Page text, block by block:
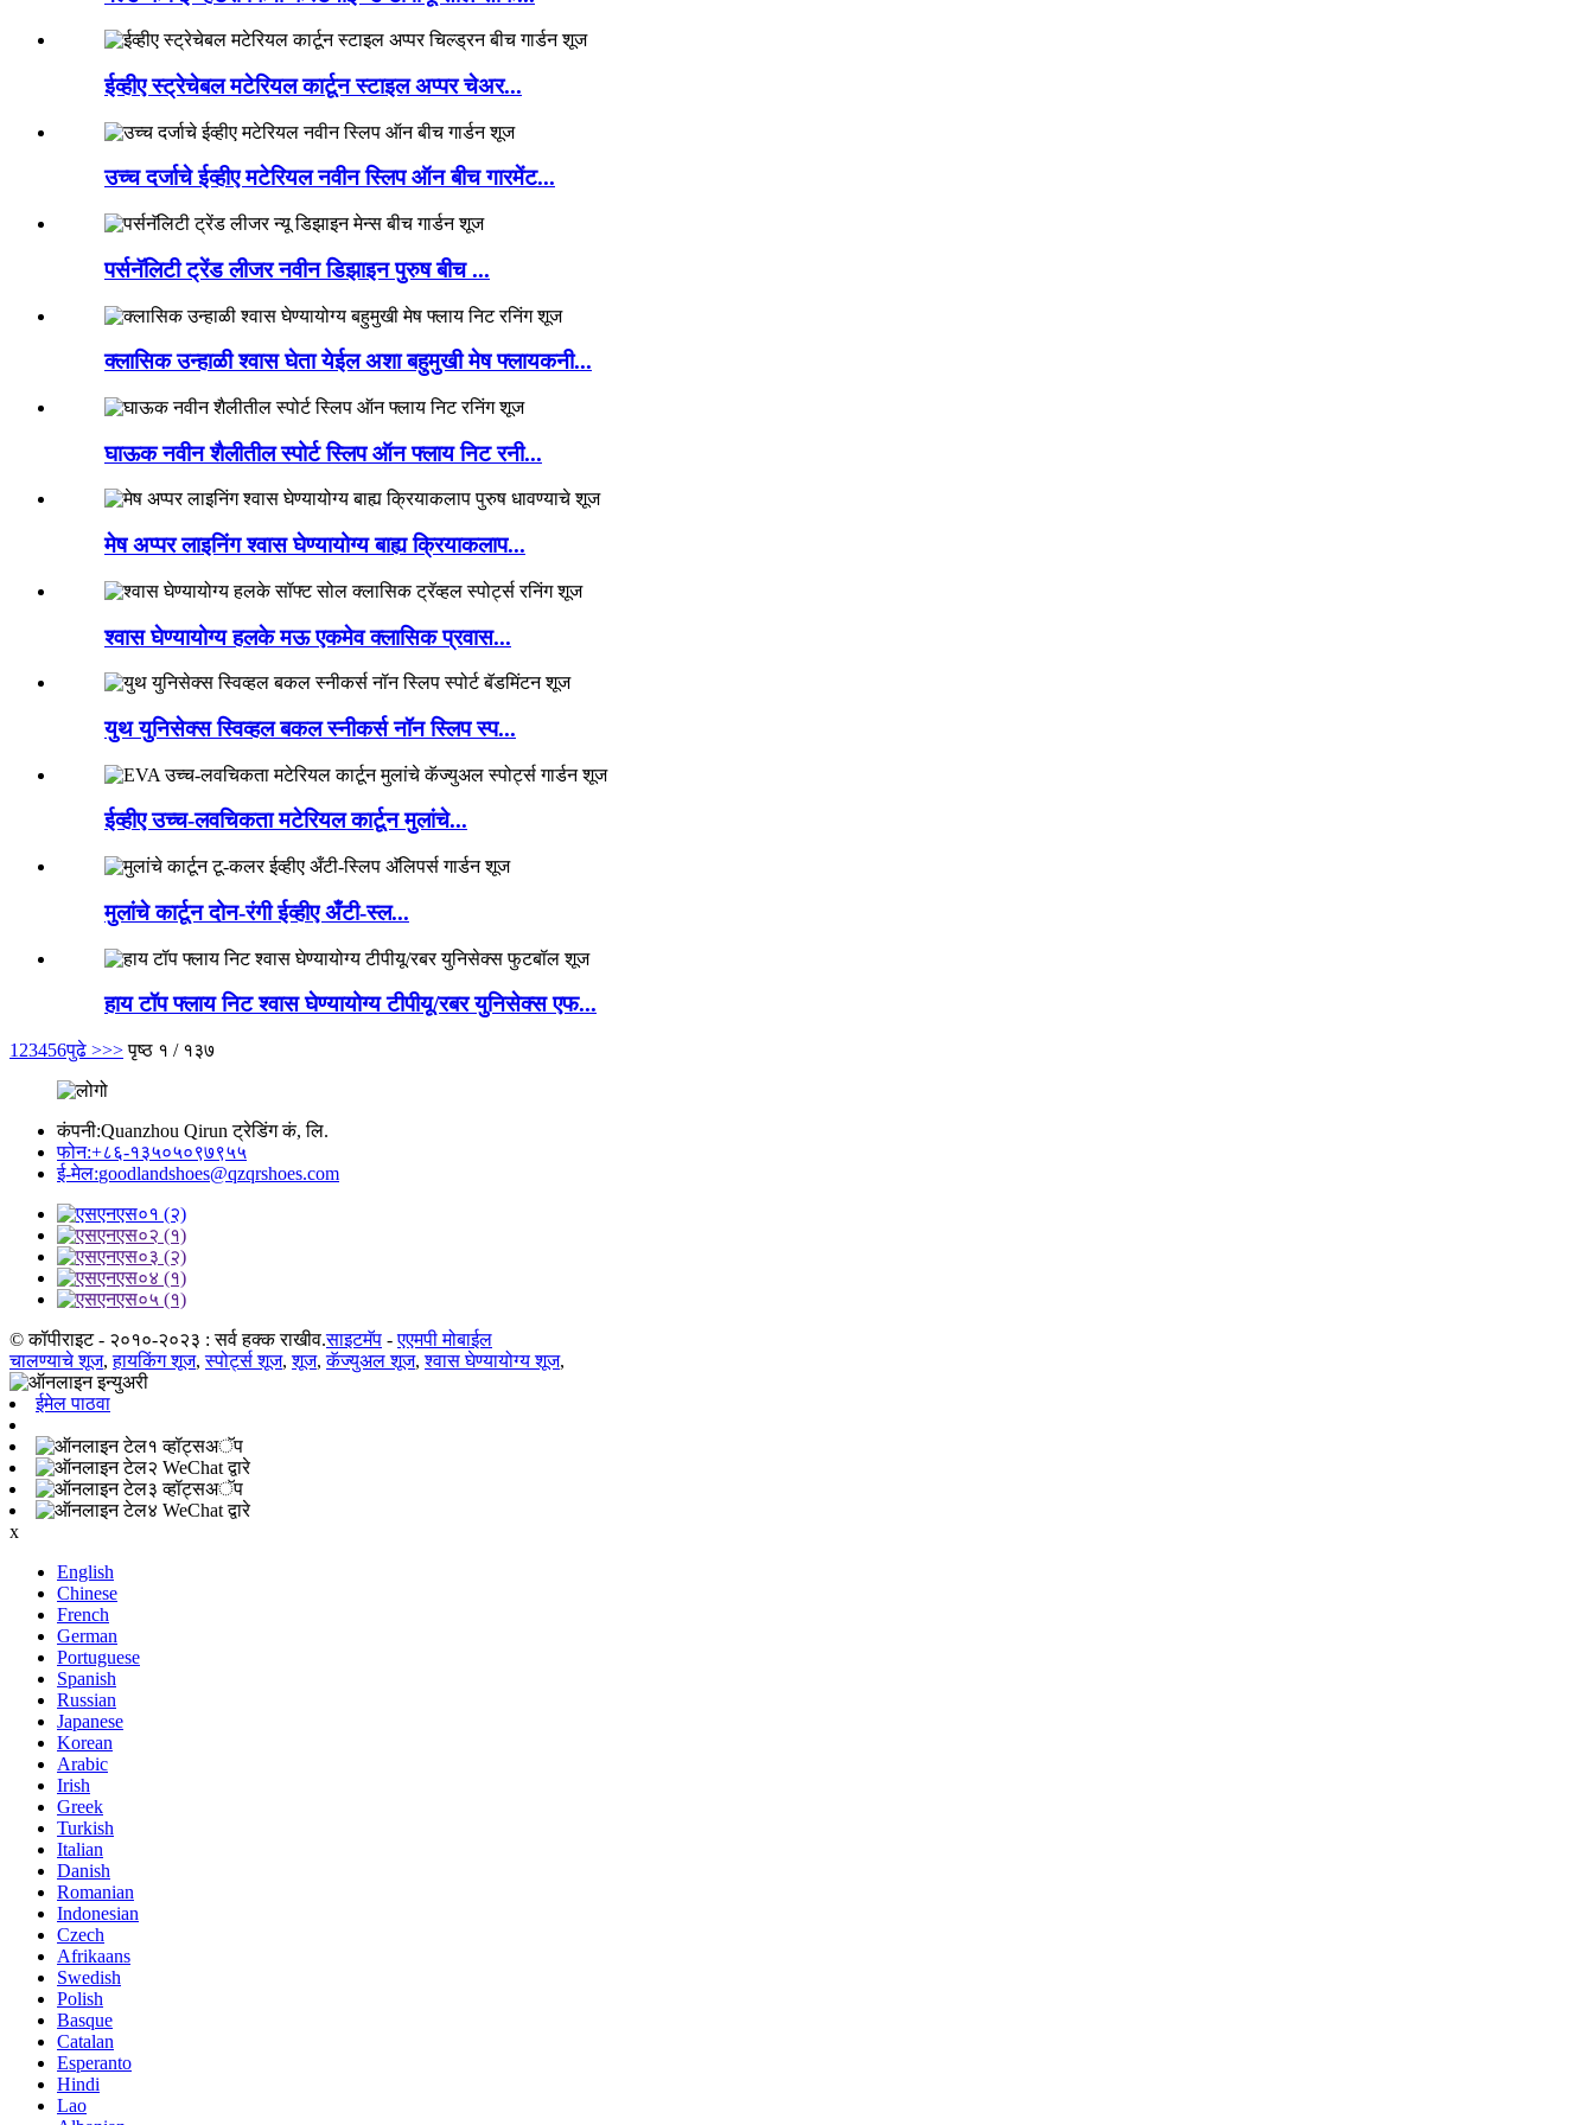
ईव्हीए स्ट्रेचेबल मटेरियल कार्टून स्टाइल अप्पर चेअर...
उच्च दर्जाचे ईव्हीए मटेरियल नवीन स्लिप ऑन बीच गारमेंट...
पर्सनॅलिटी ट्रेंड लीजर नवीन डिझाइन पुरुष बीच ...
क्लासिक उन्हाळी श्वास घेता येईल अशा बहुमुखी मेष फ्लायकनी...
घाऊक नवीन शैलीतील स्पोर्ट स्लिप ऑन फ्लाय निट रनी...
मेष अप्पर लाइनिंग श्वास घेण्यायोग्य बाह्य क्रियाकलाप...
श्वास घेण्यायोग्य हलके मऊ एकमेव क्लासिक प्रवास...
युथ युनिसेक्स स्विव्हल बकल स्नीकर्स नॉन स्लिप स्प...
ईव्हीए उच्च-लवचिकता मटेरियल कार्टून मुलांचे...
मुलांचे कार्टून दोन-रंगी ईव्हीए अँटी-स्ल...
हाय टॉप फ्लाय निट श्वास घेण्यायोग्य टीपीयू/रबर युनिसेक्स एफ...
1 23456पुढे >>> पृष्ठ १ / १३७
कंपनी:Quanzhou Qirun ट्रेडिंग कं, लि.
फोन:+८६-१३५०५०९७९५५
ई-मेल:goodlandshoes@qzqrshoes.com
© कॉपीराइट - २०१०-२०२३ : सर्व हक्क राखीव.साइटमॅप -एएमपी मोबाईल
चालण्याचे शूज,हायकिंग शूज,स्पोर्ट्स शूज,शूज,कॅज्युअल शूज,श्वास घेण्यायोग्य शूज,
ईमेल पाठवा
व्हॉट्सअॅप
WeChat द्वारे
व्हॉट्सअॅप
WeChat द्वारे
x
English
Chinese
French
German
Portuguese
Spanish
Russian
Japanese
Korean
Arabic
Irish
Greek
Turkish
Italian
Danish
Romanian
Indonesian
Czech
Afrikaans
Swedish
Polish
Basque
Catalan
Esperanto
Hindi
Lao